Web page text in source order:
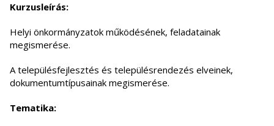
Kurzusleírás:
Helyi önkormányzatok működésének, feladatainak
megismerése.
A településfejlesztés és településrendezés elveinek,
dokumentumtípusainak megismerése.
Tematika: